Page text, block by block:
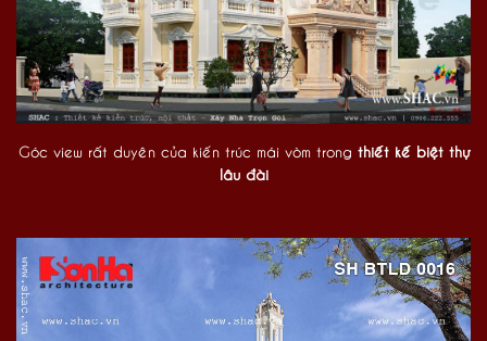
Góc view rất duyên của kiến trúc mái vòm trong thiết kế biệt thự
lâu đài